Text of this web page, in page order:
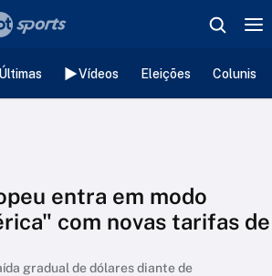
Últimas Vídeos Eleições
entra em modo
com novas tarifas de
gradual de dólares diante de